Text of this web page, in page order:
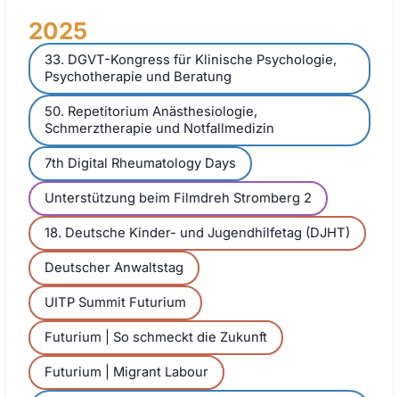
2025
33. DGVT-Kongress für Klinische Psychologie,
Psychotherapie und Beratung
50. Repetitorium Anästhesiologie,
Schmerztherapie und Notfallmedizin
7th Digital Rheumatology Days
Unterstützung beim Filmdreh Stromberg 2
18. Deutsche Kinder- und Jugendhilfetag (DJHT)
Deutscher Anwaltstag
UITP Summit Futurium
Futurium | So schmeckt die Zukunft
Futurium | Migrant Labour